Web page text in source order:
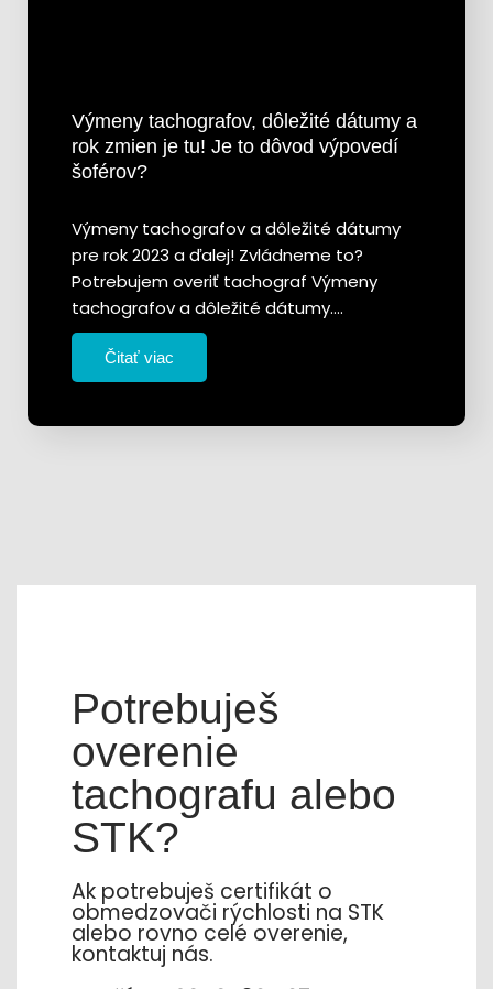
Výmeny tachografov, dôležité dátumy a
rok zmien je tu! Je to dôvod výpovedí
šoférov?
Výmeny tachografov a dôležité dátumy
pre rok 2023 a ďalej! Zvládneme to?
Potrebujem overiť tachograf Výmeny
tachografov a dôležité dátumy.…
Čitať viac
Potrebuješ
overenie
tachografu alebo
STK?
Ak potrebuješ certifikát o
obmedzovači rýchlosti na STK
alebo rovno celé overenie,
kontaktuj nás.